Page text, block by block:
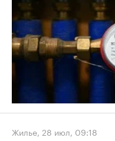
Жилье, 28 июл, 09:18